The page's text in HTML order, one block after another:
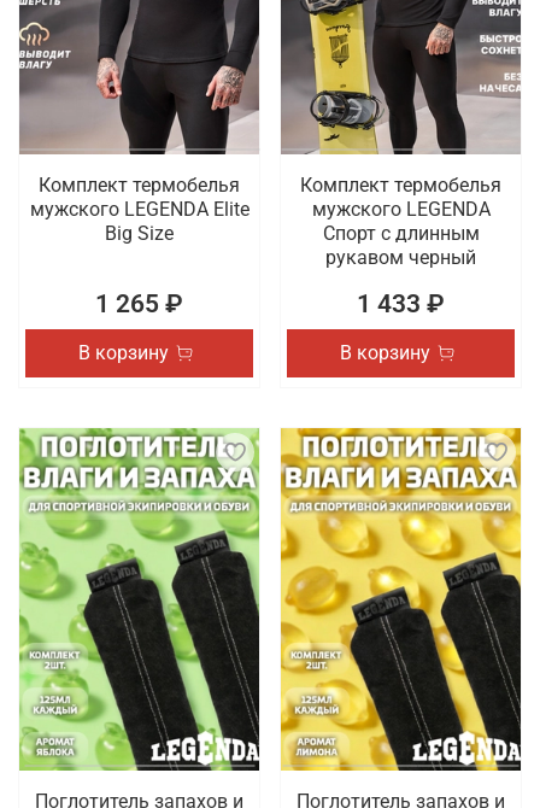
Комплект термобелья
мужского LEGENDA Elite
Big Size
1 265 ₽
В корзину
Комплект термобелья
мужского LEGENDA
Спорт с длинным
рукавом черный
1 433 ₽
В корзину
Поглотитель запахов и
Поглотитель запахов и